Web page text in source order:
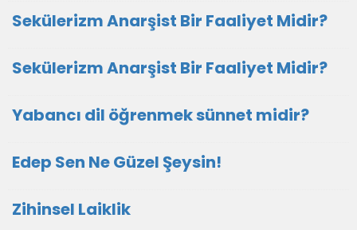
Sekülerizm Anarşist Bir Faaliyet Midir?
Sekülerizm Anarşist Bir Faaliyet Midir?
Yabancı dil öğrenmek sünnet midir?
Edep Sen Ne Güzel Şeysin!
Zihinsel Laiklik